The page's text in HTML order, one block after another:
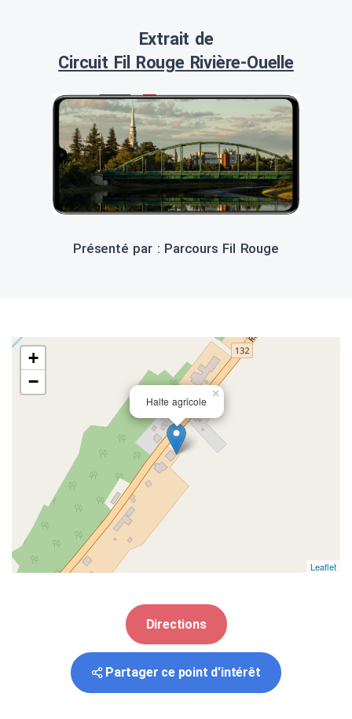
Extrait de
Circuit Fil Rouge Rivière-Ouelle
Présenté par : Parcours Fil Rouge
Halte agricole
×
+
−
Leaflet
Directions
Partager ce point d'intérêt